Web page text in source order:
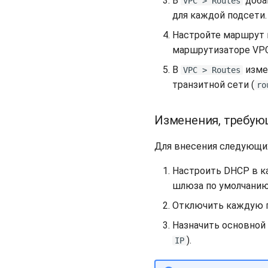
для каждой подсети.
Настройте маршрут
маршрутизаторе
В VPC > Routes
транзитной сети (
Изменения,
Для внесения
Настроить DHCP в
шлюза по
Отключить каждую
Назначить
IP ).